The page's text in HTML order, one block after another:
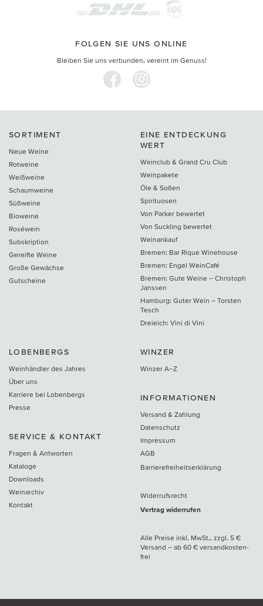
FOLGEN SIE UNS ONLINE
Bleiben Sie uns verbunden, vereint im Genuss!
SORTIMENT
Neue Weine
Rotweine
Weißweine
Schaumweine
Süßweine
Bioweine
Roséwein
Subskription
Gereifte Weine
Große Gewächse
Gutscheine
EINE ENTDECKUNG
WERT
Weinclub & Grand Cru Club
Weinpakete
Öle & Soßen
Spirituosen
Von Parker bewertet
Von Suckling bewertet
Weinankauf
Bremen: Bar Rique Winehouse
Bremen: Engel WeinCafé
Bremen: Gute Weine – Christoph
Janssen
Hamburg: Guter Wein – Torsten
Tesch
Dreieich: Vini di Vini
LOBENBERGS
Weinhändler des Jahres
Über uns
Karriere bei Lobenbergs
Presse
SERVICE & KONTAKT
Fragen & Antworten
Kataloge
Downloads
Weinarchiv
Kontakt
WINZER
Winzer A–Z
INFORMATIONEN
Versand & Zahlung
Datenschutz
Impressum
AGB
Barrierefreiheitserklärung
Widerrufsrecht
Vertrag widerrufen
Alle Preise inkl. MwSt., zzgl. 5 €
Versand – ab 60 € versand­kosten­
frei